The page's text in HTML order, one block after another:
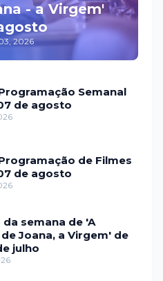
- a Virgem'
2026
Semanal
de agosto
de Filmes
de agosto
da semana de 'A
Joana, a Virgem' de
julho